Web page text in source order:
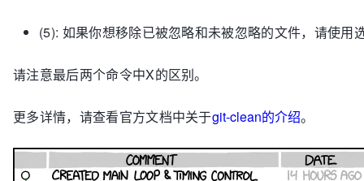
(5): 如果你想移除已被忽略和未被忽略的文件，请使用
请注意最后两个命令中X的区别。
更多详情，请查看官方文档中关于git-clean的介绍。